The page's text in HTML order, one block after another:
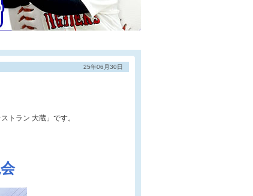
25年06月30日
トラン 大蔵」です。